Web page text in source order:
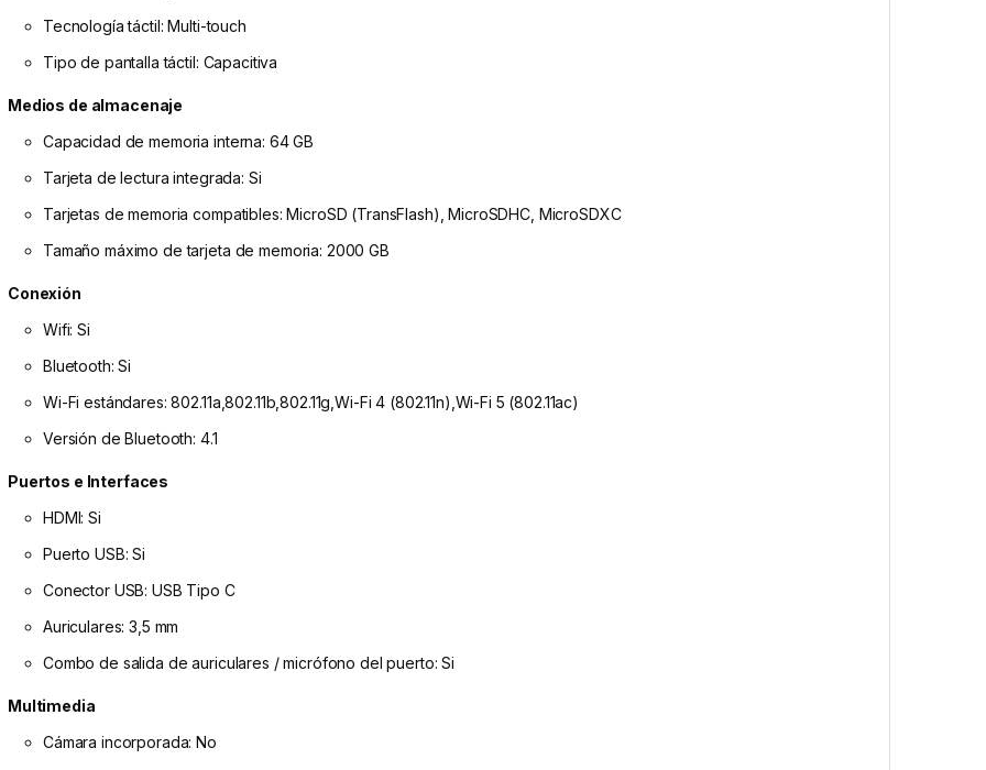
Tecnología táctil: Multi-touch
Tipo de pantalla táctil: Capacitiva
Medios de almacenaje
Capacidad de memoria interna: 64 GB
Tarjeta de lectura integrada: Si
Tarjetas de memoria compatibles: MicroSD (TransFlash), MicroSDHC, MicroSDXC
Tamaño máximo de tarjeta de memoria: 2000 GB
Conexión
Wifi: Si
Bluetooth: Si
Wi-Fi estándares: 802.11a,802.11b,802.11g,Wi-Fi 4 (802.11n),Wi-Fi 5 (802.11ac)
Versión de Bluetooth: 4.1
Puertos e Interfaces
HDMI: Si
Puerto USB: Si
Conector USB: USB Tipo C
Auriculares: 3,5 mm
Combo de salida de auriculares / micrófono del puerto: Si
Multimedia
Cámara incorporada: No